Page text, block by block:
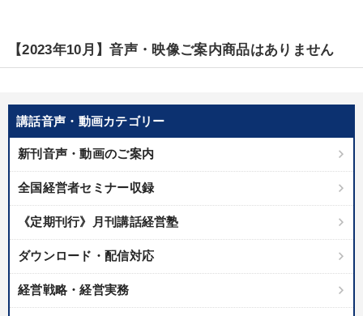
ます
若手異才経営者の発想 専門家のアドバイス
リーダーの器量を学ぶ
テーマ
大竹愼一書籍 改善・生産性向上
講話音声・動画カテゴリー
新刊音声・動画のご案内
全国経営者セミナー収録
《定期刊行》月刊講話経営塾
ダウンロード・配信対応
経営戦略・経営実務
【2023年10月】音声・映像ご案内商品はありません